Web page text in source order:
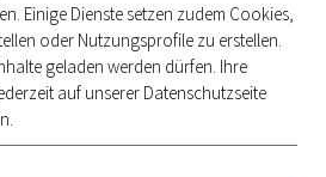
Einige Dienste setzen zudem Cookies,
oder Nutzungsprofile zu erstellen.
geladen werden dürfen. Ihre
auf unserer Datenschutzseite